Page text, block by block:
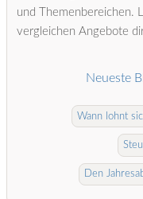
und Themenbereichen.
vergleichen Angebote
Neueste
Wann lohnt
Den